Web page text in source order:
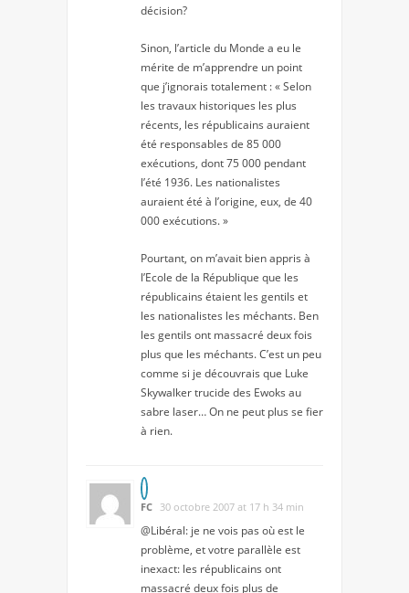
décision?
Sinon, l’article du Monde a eu le
mérite de m’apprendre un point
que j’ignorais totalement :« Selon
les travaux historiques les plus
récents, les républicains auraient
été responsables de 85 000
exécutions, dont 75 000 pendant
l’été 1936. Les nationalistes
auraient été à l’origine, eux, de 40
000 exécutions. »
Pourtant, on m’avait bien appris à
l’Ecole de la République que les
républicains étaient les gentils et
les nationalistes les méchants. Ben
les gentils ont massacré deux fois
plus que les méchants. C’est un peu
comme si je découvrais que Luke
Skywalker trucide des Ewoks au
sabre laser… On ne peut plus se fier
à rien.
FC 30 octobre 2007 at 17 h 34 min
@Libéral: je ne vois pas où est le
problème, et votre parallèle est
inexact: les républicains ont
massacré deux fois plus de